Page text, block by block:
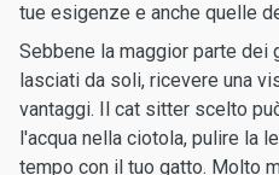
tue esigenze e anche quelle
Sebbene la maggior parte dei
lasciati da soli, ricevere una
vantaggi. Il cat sitter scelto
l'acqua nella ciotola, pulire la
tempo con il tuo gatto. Molto